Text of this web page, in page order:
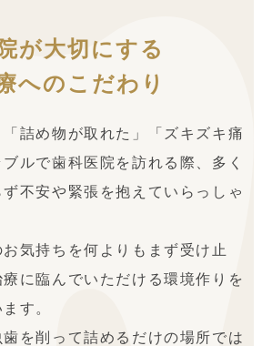
が大切にする
へのこだわり
「詰め物が取れた」「ズキズキ痛
ルで歯科医院を訪れる際、多く
不安や緊張を抱えていらっしゃ
気持ちを何よりもまず受け止
に臨んでいただける環境作りを
す。
を削って詰めるだけの場所では